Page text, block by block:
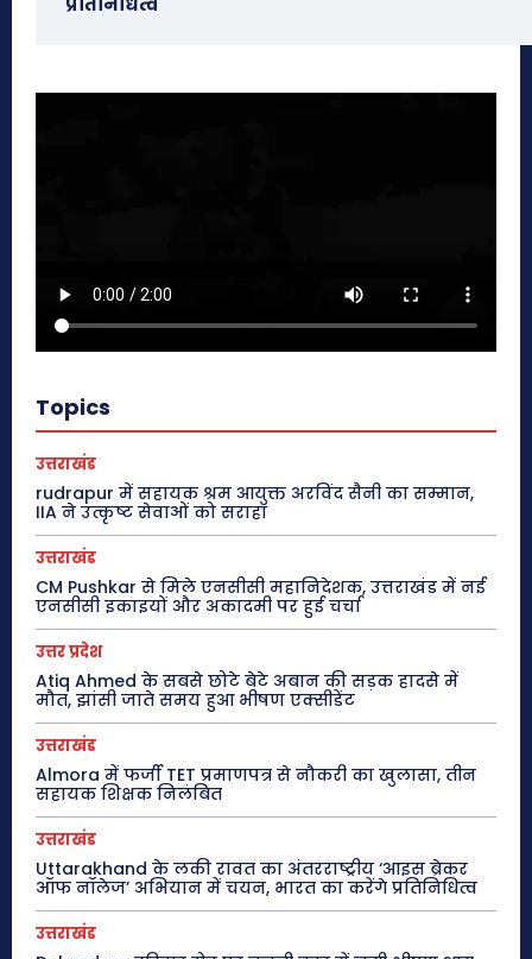
Topics
उत्तराखंड
rudrapur में सहायक श्रम आयुक्त अरविंद सैनी का सम्मान,
IIA ने उत्कृष्ट सेवाओं को सराहा
उत्तराखंड
CM Pushkar से मिले एनसीसी महानिदेशक, उत्तराखंड में नई
एनसीसी इकाइयों और अकादमी पर हुई चर्चा
उत्तर प्रदेश
Atiq Ahmed के सबसे छोटे बेटे अबान की सड़क हादसे में
मौत, झांसी जाते समय हुआ भीषण एक्सीडेंट
उत्तराखंड
Almora में फर्जी TET प्रमाणपत्र से नौकरी का खुलासा, तीन
सहायक शिक्षक निलंबित
उत्तराखंड
Uttarakhand के लकी रावत का अंतरराष्ट्रीय ‘आइस ब्रेकर
ऑफ नॉलेज’ अभियान में चयन, भारत का करेंगे प्रतिनिधित्व
उत्तराखंड